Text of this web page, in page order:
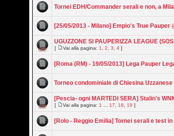
Tornei EDH/Commander serali e non, a
[25/05/2013 - Milano] Empio's True Pauper
UGUZZONE SI PAUPERIZZA LEAGUE
[ Vai alla pagina: 1 ,2 ,3 ,4 ]
[Roma (RM) - 19/05/2013] Lega Pauper
Torneo condominiale di Chiesina
[Pescia- ogni MARTEDI SERA] Stalin's
[ Vai alla pagina: 1 17 18 19 ]
[Rolo - Reggio Emilia] Tornei serali e test in